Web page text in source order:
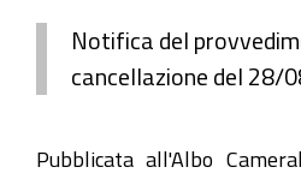
Notifica del
cancellazione del 28/
Pubblicata all'Albo